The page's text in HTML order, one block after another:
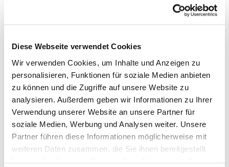
Diese Webseite verwendet Cookies
Wir verwenden Cookies, um Inhalte und Anzeigen zu
personalisieren, Funktionen für soziale Medien anbieten
zu können und die Zugriffe auf unsere Website zu
analysieren. Außerdem geben wir Informationen zu Ihrer
Verwendung unserer Website an unsere Partner für
soziale Medien, Werbung und Analysen weiter. Unsere
Partner führen diese Informationen möglicherweise mit
weiteren Daten zusammen, die Sie ihnen bereitgestellt
Dies könnte Sie auch
interessieren